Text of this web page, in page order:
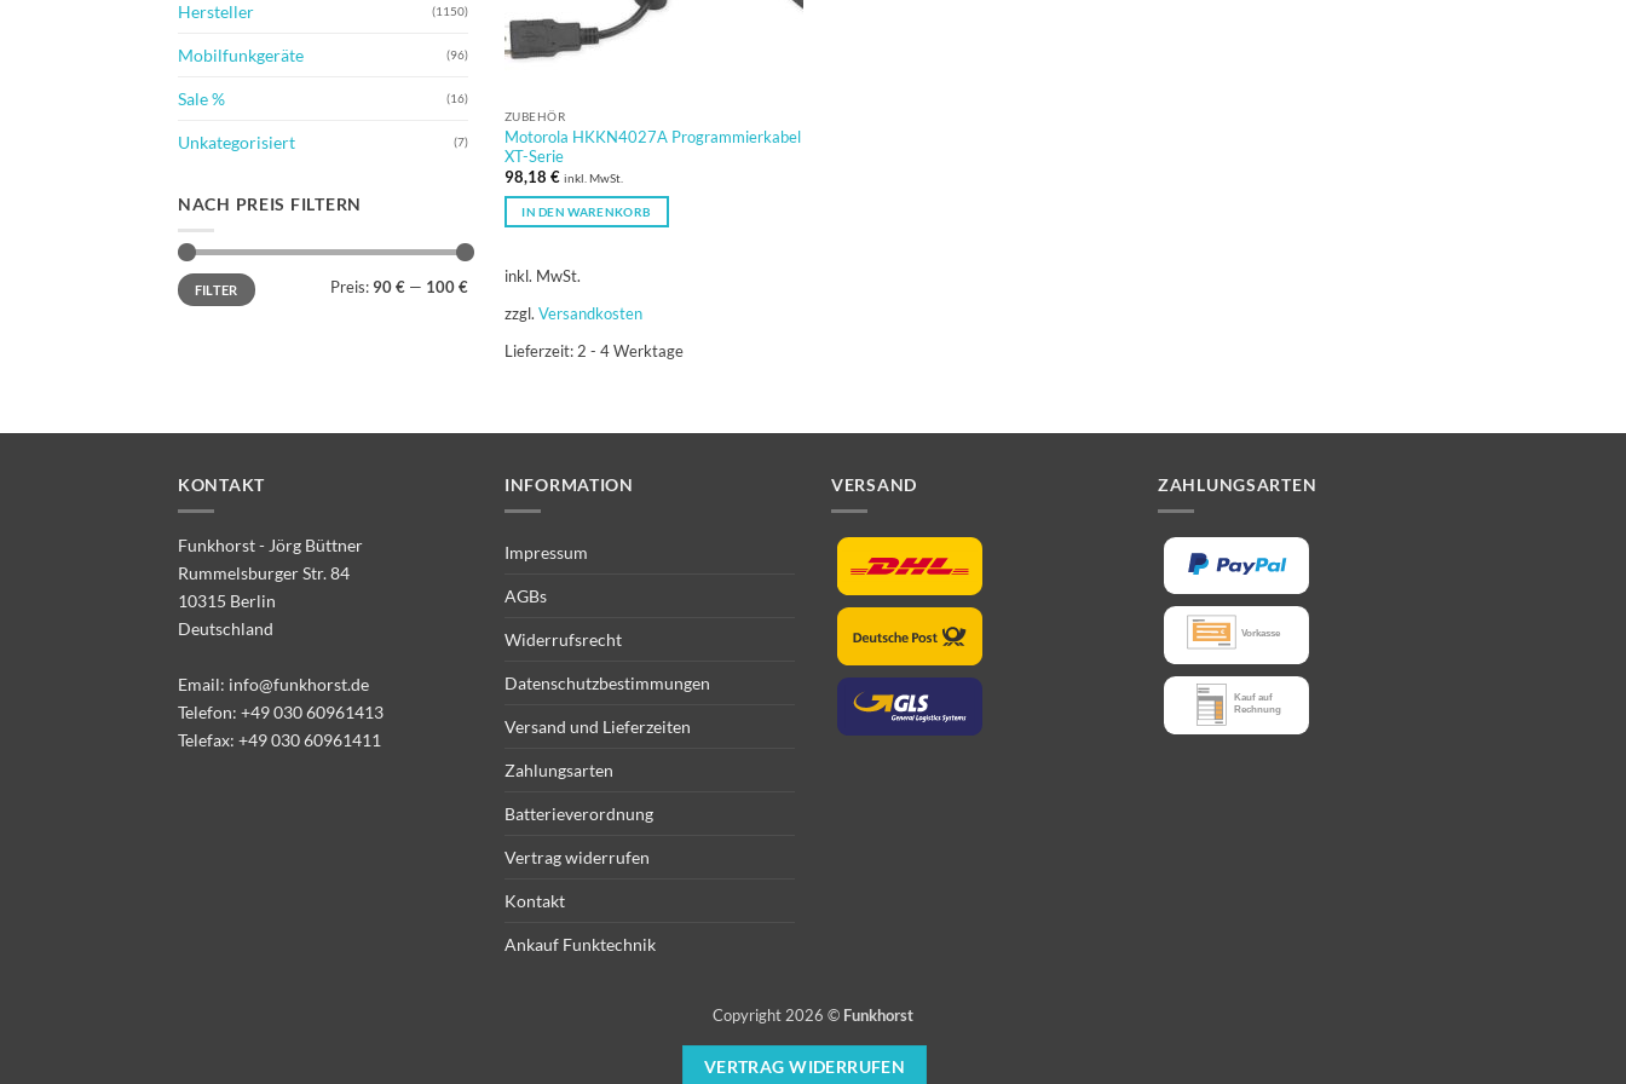
Hersteller (1150)
Mobilfunkgeräte (96)
Sale % (16)
Unkategorisiert (7)
NACH PREIS FILTERN
Min.
Preis
Max.
PreisFILTER Preis: 90 € — 100 €
ZUBEHÖR
Motorola HKKN4027A Programmierkabel
XT-Serie
98,18 € inkl. MwSt.
IN DEN WARENKORB
inkl. MwSt.
zzgl. Versandkosten
Lieferzeit: 2 - 4 Werktage
KONTAKT
Funkhorst - Jörg Büttner
Rummelsburger Str. 84
10315 Berlin
Deutschland
Email: info@funkhorst.de
Telefon: +49 030 60961413
Telefax: +49 030 60961411
INFORMATION
Impressum
AGBs
Widerrufsrecht
Datenschutzbestimmungen
Versand und Lieferzeiten
Zahlungsarten
Batterieverordnung
Vertrag widerrufen
Kontakt
Ankauf Funktechnik
VERSAND ZAHLUNGSARTEN
Copyright 2026 © Funkhorst
VERTRAG WIDERRUFEN